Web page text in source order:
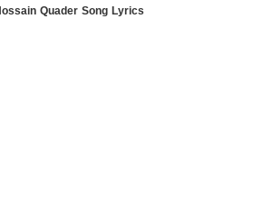
Quader Song Lyrics